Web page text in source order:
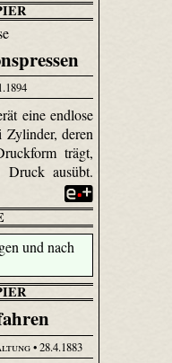
eine endlose
Zylinder, deren
trägt,
Druck ausübt.
• 28.4.1883